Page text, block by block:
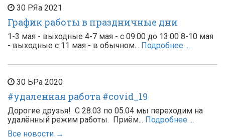
30 РЯа 2021
График работы в праздничные дни
1-3 мая - выходные 4-7 мая - с 09:00 до 13:00 8-10 мая
- выходные с 11 мая - в обычном... Подробнее ...
30 ЬРа 2020
#удаленная работа #covid_19
Дорогие друзья! С 28.03 по 05.04 мы переходим на
удалённый режим работы. Приём... Подробнее ...
Все новости →